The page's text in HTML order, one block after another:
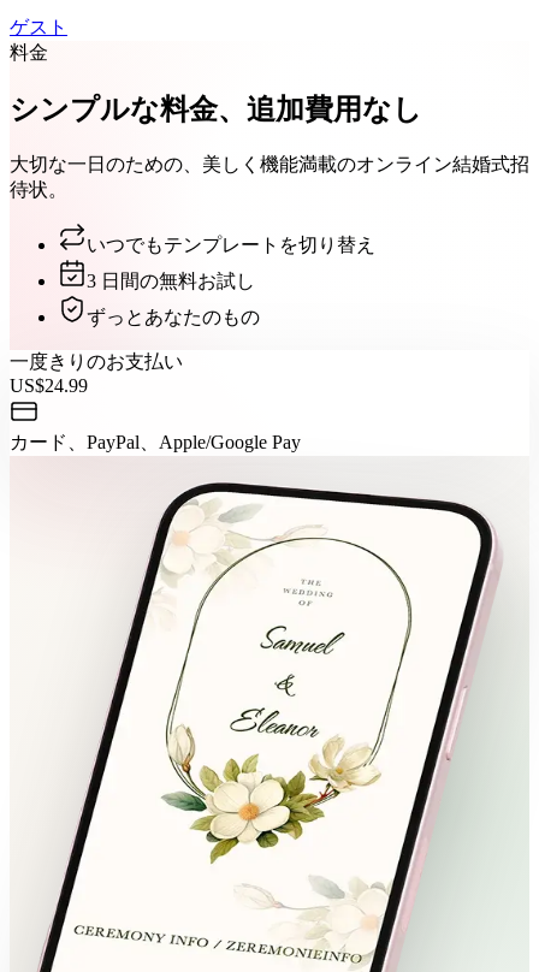
ゲスト
料金
シンプルな料金、追加費用なし
大切な一日のための、美しく機能満載のオンライン結婚式招
待状。
いつでもテンプレートを切り替え
3 日間の無料お試し
ずっとあなたのもの
一度きりのお支払い
US$24.99
カード、PayPal、Apple/Google Pay